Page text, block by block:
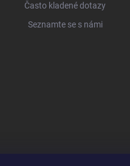
Často kladené dotazy
Seznamte se s námi